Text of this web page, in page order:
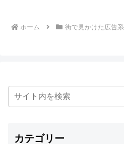
ホーム 街で見かけた広告系
カテゴリー